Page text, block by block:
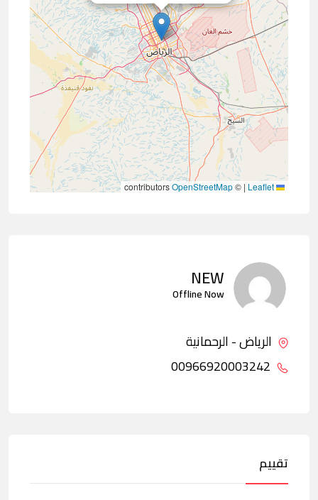
|
©
OpenStreetMap
NEW
Offline Now
الرياض - الرحمانية
تقييم